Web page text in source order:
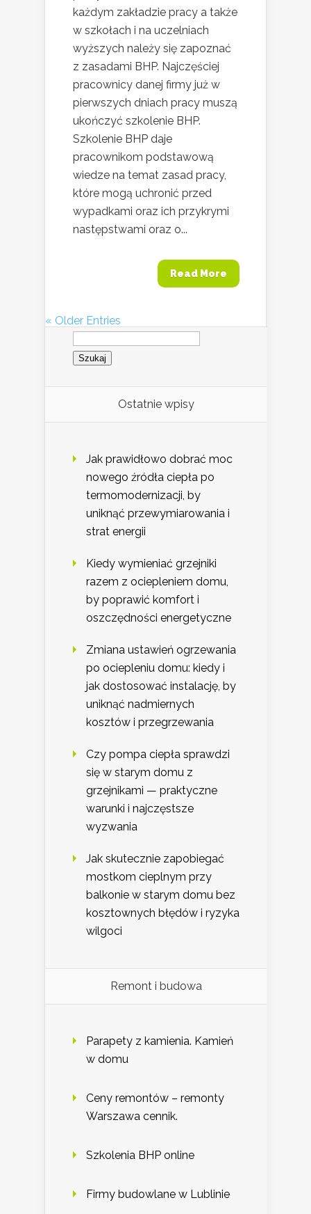
każdym zakładzie pracy a także
w szkołach i na uczelniach
wyższych należy się zapoznać
z zasadami BHP. Najczęściej
pracownicy danej firmy już w
pierwszych dniach pracy muszą
ukończyć szkolenie BHP.
Szkolenie BHP daje
pracownikom podstawową
wiedze na temat zasad pracy,
które mogą uchronić przed
wypadkami oraz ich przykrymi
następstwami oraz o...
Read More
« Older Entries
Szukaj:
Ostatnie wpisy
Jak prawidłowo dobrać moc
nowego źródła ciepła po
termomodernizacji, by
uniknąć przewymiarowania i
strat energii
Kiedy wymieniać grzejniki
razem z ociepleniem domu,
by poprawić komfort i
oszczędności energetyczne
Zmiana ustawień ogrzewania
po ociepleniu domu: kiedy i
jak dostosować instalację, by
uniknąć nadmiernych
kosztów i przegrzewania
Czy pompa ciepła sprawdzi
się w starym domu z
grzejnikami — praktyczne
warunki i najczęstsze
wyzwania
Jak skutecznie zapobiegać
mostkom cieplnym przy
balkonie w starym domu bez
kosztownych błędów i ryzyka
wilgoci
Remont i budowa
Parapety z kamienia. Kamień
w domu
Ceny remontów – remonty
Warszawa cennik.
Szkolenia BHP online
Firmy budowlane w Lublinie